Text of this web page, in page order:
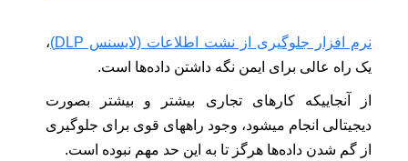
نرم افزار جلوگیری از نشت اطلاعات (لایسنس DLP)
،
یک راه عالی برای ایمن نگه داشتن داده‌ها است.
از آنجاییکه کارهای تجاری بیشتر و بیشتر بصورت
دیجیتالی انجام میشود، وجود راههای قوی برای جلوگیری
از گم شدن داده‌ها هرگز تا به این حد مهم نبوده است.